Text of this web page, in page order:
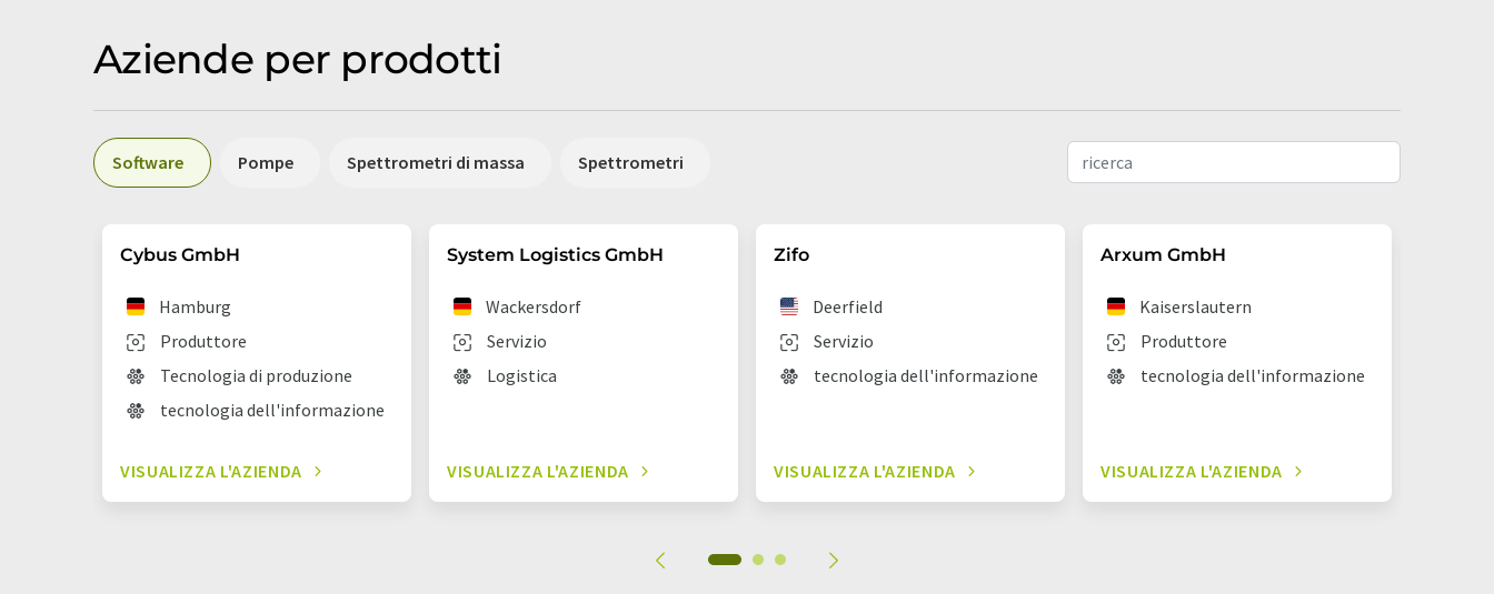
Aziende per prodotti
Software Pompe Spettrometri di massa Spettrometri
Cybus GmbH
Produttore
Hamburg
Tecnologia di produzione
tecnologia dell'informazione
VISUALIZZA L'AZIENDA
System Logistics GmbH
Servizio
Wackersdorf
Logistica
VISUALIZZA L'AZIENDA
Zifo
Servizio
Deerfield
tecnologia dell'informazione
VISUALIZZA L'AZIENDA
Arxum GmbH
Produttore
Kaiserslautern
tecnologia dell'informazione
VISUALIZZA L'AZIENDA